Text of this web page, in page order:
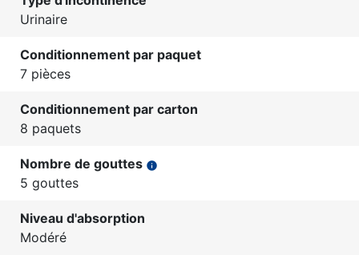
Urinaire
Conditionnement par paquet
7 pièces
Conditionnement par carton
8 paquets
Nombre de gouttes info
5 gouttes
Niveau d'absorption
Modéré